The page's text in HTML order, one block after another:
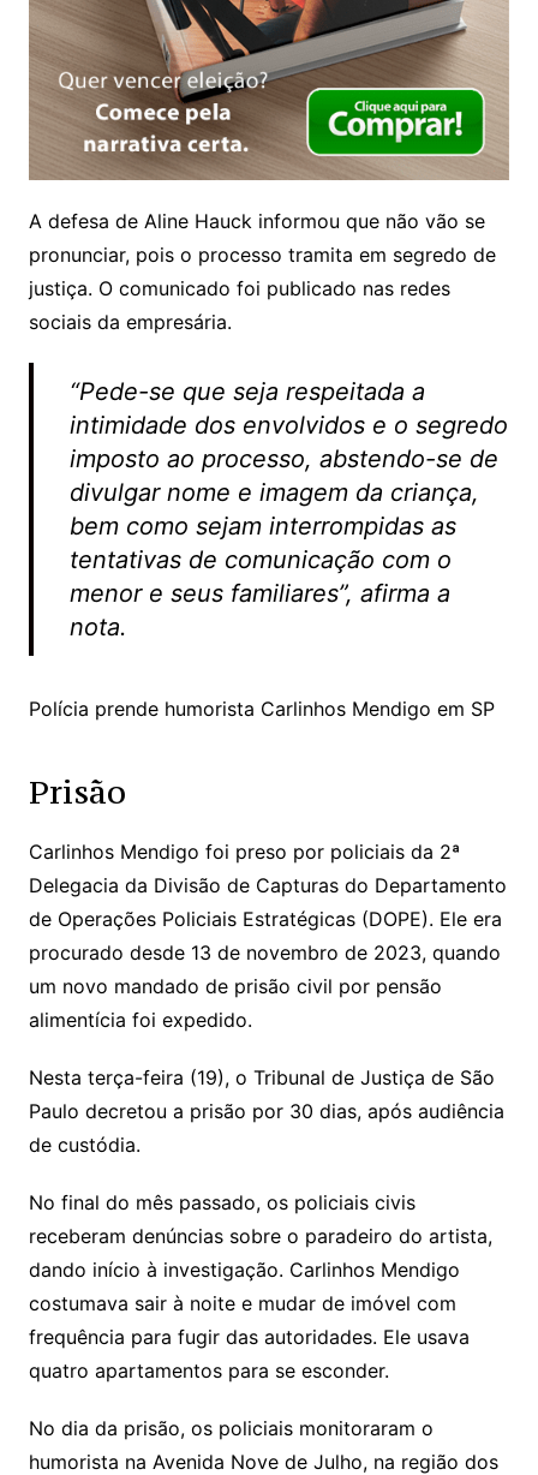
A defesa de Aline Hauck informou que não vão se
pronunciar, pois o processo tramita em segredo de
justiça. O comunicado foi publicado nas redes
sociais da empresária.
“Pede-se que seja respeitada a
intimidade dos envolvidos e o segredo
imposto ao processo, abstendo-se de
divulgar nome e imagem da criança,
bem como sejam interrompidas as
tentativas de comunicação com o
menor e seus familiares”, afirma a
nota.
Polícia prende humorista Carlinhos Mendigo em SP
Prisão
Carlinhos Mendigo foi preso por policiais da 2ª
Delegacia da Divisão de Capturas do Departamento
de Operações Policiais Estratégicas (DOPE). Ele era
procurado desde 13 de novembro de 2023, quando
um novo mandado de prisão civil por pensão
alimentícia foi expedido.
Nesta terça-feira (19), o Tribunal de Justiça de São
Paulo decretou a prisão por 30 dias, após audiência
de custódia.
No final do mês passado, os policiais civis
receberam denúncias sobre o paradeiro do artista,
dando início à investigação. Carlinhos Mendigo
costumava sair à noite e mudar de imóvel com
frequência para fugir das autoridades. Ele usava
quatro apartamentos para se esconder.
No dia da prisão, os policiais monitoraram o
humorista na Avenida Nove de Julho, na região dos